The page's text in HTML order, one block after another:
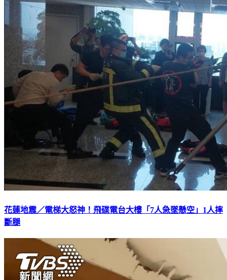
花蓮地震／電梯大怒神！飛碟電台大樓「7人急墜懸空」1人摔
斷腿